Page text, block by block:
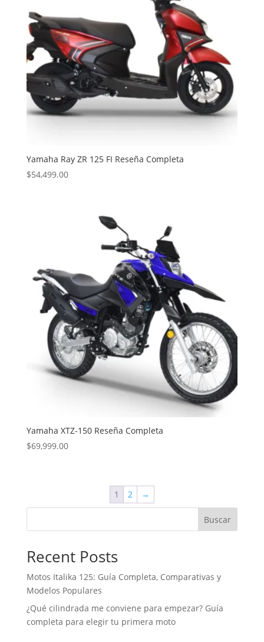
Yamaha Ray ZR 125 FI Reseña Completa
$54,499.00
Yamaha XTZ-150 Reseña Completa
$69,999.00
1 2 →
Buscar
Recent Posts
Motos Italika 125: Guía Completa, Comparativas y
Modelos Populares
¿Qué cilindrada me conviene para empezar? Guía
completa para elegir tu primera moto